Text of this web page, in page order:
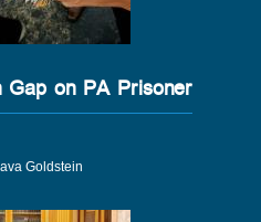
on PA Prisoner
Goldstein